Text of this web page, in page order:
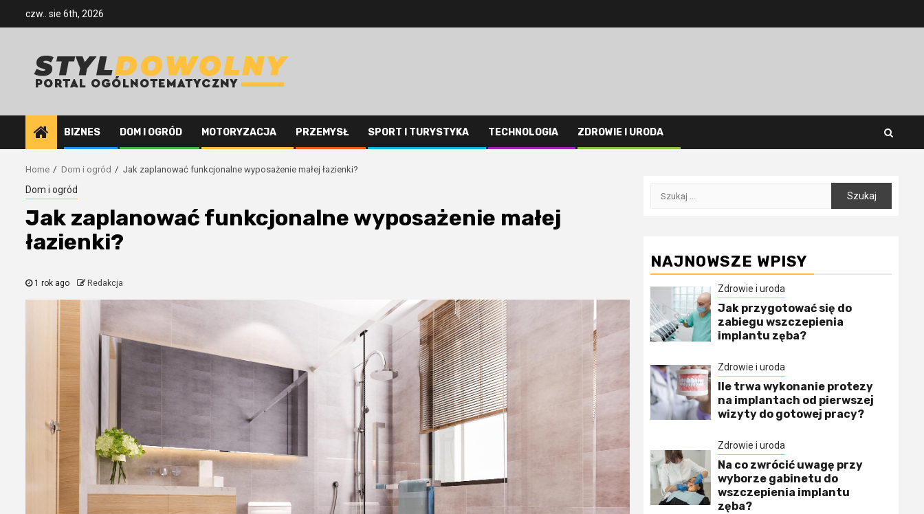
czw.. sie 6th, 2026
BIZNES DOM I OGRÓD MOTORYZACJA PRZEMYSŁ SPORT I TURYSTYKA TECHNOLOGIA ZDROWIE I URODA
Home Dom i ogród Jak zaplanować funkcjonalne wyposażenie małej łazienki?
Dom i ogród
Jak zaplanować funkcjonalne wyposażenie małej
łazienki?
1 rok ago Redakcja
NAJNOWSZE WPISY
Zdrowie i uroda
Jak przygotować się do
zabiegu wszczepienia
implantu zęba?
Zdrowie i uroda
Ile trwa wykonanie protezy
na implantach od pierwszej
wizyty do gotowej pracy?
Zdrowie i uroda
Na co zwrócić uwagę przy
wyborze gabinetu do
wszczepienia implantu
zęba?